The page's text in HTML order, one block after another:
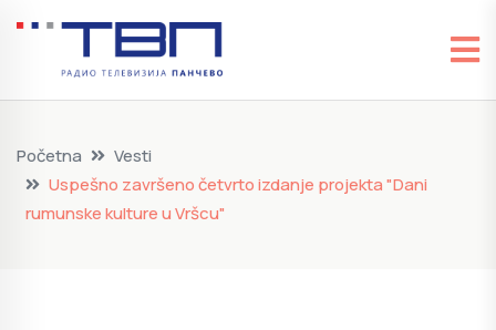
Početna
Vesti
Uspešno završeno četvrto izdanje projekta "Dani
rumunske kulture u Vršcu"